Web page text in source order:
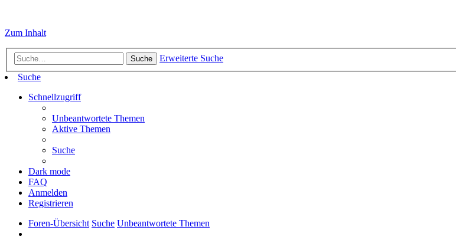
Zum Inhalt
Suche
Erweiterte Suche
Suche
Schnellzugriff
Unbeantwortete Themen
Aktive Themen
Suche
Dark mode
FAQ
Anmelden
Registrieren
Foren-Übersicht Suche Unbeantwortete Themen